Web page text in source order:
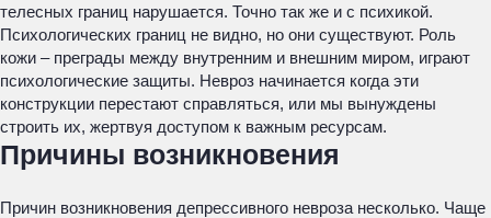
телесных границ нарушается. Точно так же и с психикой.
Психологических границ не видно, но они существуют. Роль
кожи – преграды между внутренним и внешним миром, играют
психологические защиты. Невроз начинается когда эти
конструкции перестают справляться, или мы вынуждены
строить их, жертвуя доступом к важным ресурсам.
Причины возникновения
Причин возникновения депрессивного невроза несколько. Чаще